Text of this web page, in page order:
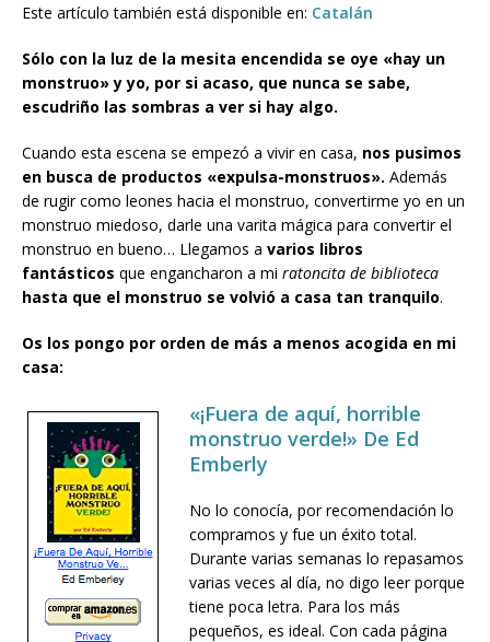
Este artículo también está disponible en: Catalán
Sólo con la luz de la mesita encendida se oye «hay un
monstruo» y yo, por si acaso, que nunca se sabe,
escudriño las sombras a ver si hay algo.
Cuando esta escena se empezó a vivir en casa, nos pusimos
en busca de productos «expulsa-monstruos». Además
de rugir como leones hacia el monstruo, convertirme yo en un
monstruo miedoso, darle una varita mágica para convertir el
monstruo en bueno… Llegamos a varios libros
fantásticos que engancharon a mi ratoncita de biblioteca
hasta que el monstruo se volvió a casa tan tranquilo.
Os los pongo por orden de más a menos acogida en mi
casa:
«¡Fuera de aquí, horrible
monstruo verde!» De Ed
Emberly
No lo conocía, por recomendación lo
compramos y fue un éxito total.
Durante varias semanas lo repasamos
varias veces al día, no digo leer porque
tiene poca letra. Para los más
pequeños, es ideal. Con cada página